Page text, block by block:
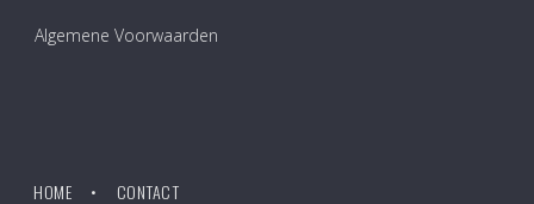
Algemene Voorwaarden
HOME CONTACT